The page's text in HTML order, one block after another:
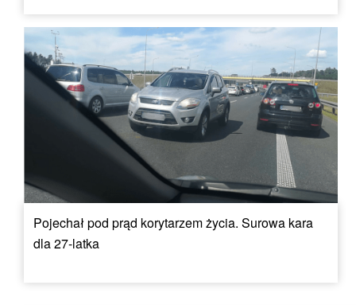
Pojechał pod prąd korytarzem życia. Surowa kara
dla 27-latka